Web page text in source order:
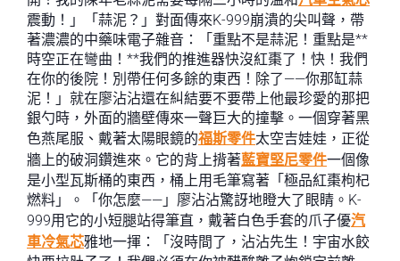
震動！」「蒜泥？」對面傳來K-999崩潰的尖叫聲，帶
著濃濃的中藥味電子雜音：「重點不是蒜泥！重點是**
時空正在彎曲！**我們的推進器快沒紅棗了！快！我們
在你的後院！別帶任何多餘的東西！除了——你那缸蒜
泥！」就在廖沾沾還在糾結要不要帶上他最珍愛的那把
銀勺時，外面的牆壁傳來一聲巨大的撞擊。一個穿著黑
色燕尾服、戴著太陽眼鏡的福斯零件太空吉娃娃，正從
牆上的破洞鑽進來。它的背上揹著藍寶堅尼零件一個像
是小型瓦斯桶的東西，桶上用毛筆寫著「極品紅棗枸杞
燃料」。「你怎麼——」廖沾沾驚訝地瞪大了眼睛。K-
999用它的小短腿站得筆直，戴著白色手套的爪子優汽
車冷氣芯雅地一揮：「沒時間了，沾沾先生！宇宙水餃